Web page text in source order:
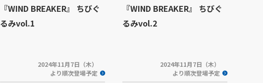
『WIND BREAKER』 ちびぐ
るみvol.1
2024年11月7日（木）
より順次登場予定
『WIND BREAKER』 ちびぐ
るみvol.2
2024年11月7日（木）
より順次登場予定